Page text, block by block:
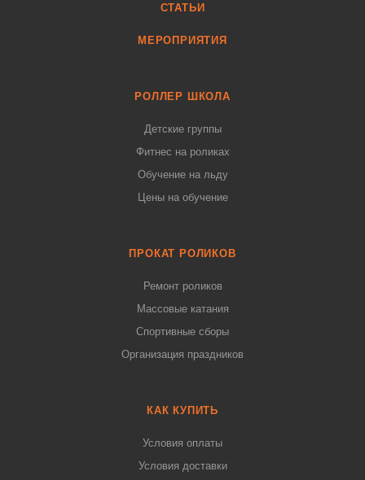
СТАТЬИ
МЕРОПРИЯТИЯ
РОЛЛЕР ШКОЛА
Детские группы
Фитнес на роликах
Обучение на льду
Цены на обучение
ПРОКАТ РОЛИКОВ
Ремонт роликов
Массовые катания
Спортивные сборы
Организация праздников
КАК КУПИТЬ
Условия оплаты
Условия доставки